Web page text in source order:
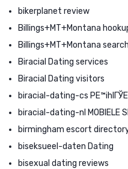
bikerplanet review
Billings+MT+Montana
Billings+MT+Montana search
Biracial Dating services
Biracial Dating visitors
biracial-dating-cs
biracial-dating-nl MOBIELE
birmingham escort
biseksueel-daten Dating
bisexual dating reviews